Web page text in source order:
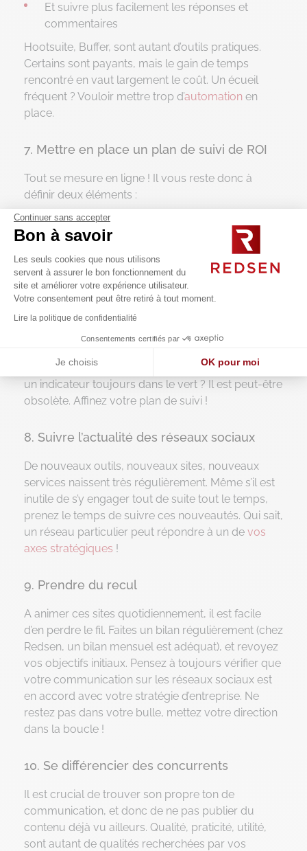
Et suivre plus facilement les réponses et
commentaires
Hootsuite, Buffer, sont autant d’outils pratiques.
Certains sont payants, mais le gain de temps
rencontré en vaut largement le coût. Un écueil
fréquent ? Vouloir mettre trop d’automation en
place.
7. Mettre en place un plan de suivi de ROI
Tout se mesure en ligne ! Il vous reste donc à
définir deux éléments :
Les indicateurs clés de performance que vous
voulez suivre (nombre d’abonnés, taux
d’engagement, trafic entrant, taux de
transformation…) >découvrez nos
recommandations
mesure de ces indicateurs via vos tableaux
dédié. N’oubliez pas que vos KPI peuvent évoluer :
un indicateur toujours dans le vert ? Il est peut-être
obsolète. Affinez votre plan de suivi !
8. Suivre l’actualité des réseaux sociaux
De nouveaux outils, nouveaux sites, nouveaux
services naissent très régulièrement. Même s’il est
inutile de s’y engager tout de suite tout le temps,
prenez le temps de suivre ces nouveautés. Qui sait,
un réseau particulier peut répondre à un de vos
axes stratégiques !
9. Prendre du recul
A animer ces sites quotidiennement, il est facile
d’en perdre le fil. Faites un bilan régulièrement (chez
Redsen, un bilan mensuel est adéquat), et revoyez
vos objectifs initiaux. Pensez à toujours vérifier que
votre communication sur les réseaux sociaux est
en accord avec votre stratégie d’entreprise. Ne
restez pas dans votre bulle, mettez votre direction
dans la boucle !
10. Se différencier des concurrents
Il est crucial de trouver son propre ton de
communication, et donc de ne pas publier du
contenu déjà vu ailleurs. Qualité, praticité, utilité,
sont autant de qualités recherchées par vos
Continuer sans accepter
Bon à savoir
Les seuls cookies que nous utilisons
servent à assurer le bon fonctionnement du
site et améliorer votre expérience utilisateur.
Votre consentement peut être retiré à tout moment.
Lire la politique de confidentialité
Consentements certifiés par
Je choisis OK pour moi
Axeptio consent
Plateforme de Gestion du Consentement : Personnalisez vos